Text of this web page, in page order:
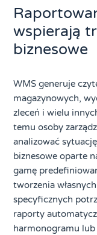
wspierają
biznesowe
WMS generuje
magazynowych,
zleceń i wielu
temu osoby
analizować
biznesowe oparte
gamę
tworzenia
specyficznych
raporty
harmonogramu